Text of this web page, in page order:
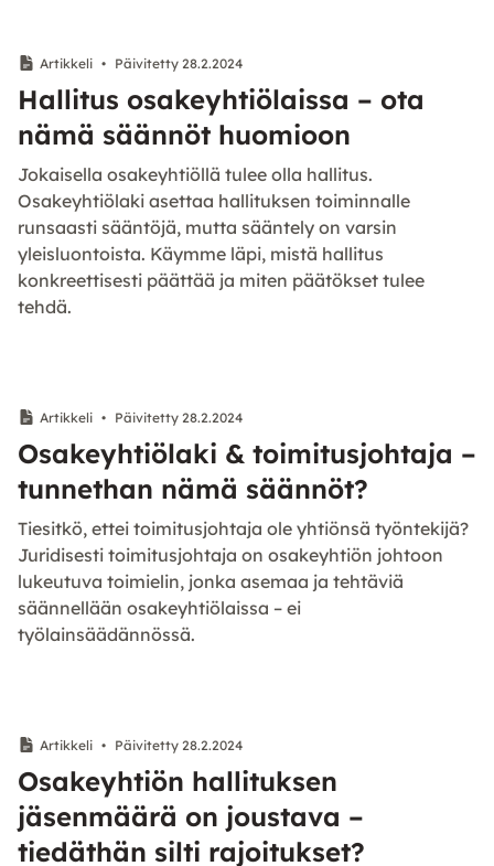
Artikkeli • Päivitetty 28.2.2024
Hallitus osakeyhtiölaissa – ota
nämä säännöt huomioon
Jokaisella osakeyhtiöllä tulee olla hallitus.
Osakeyhtiölaki asettaa hallituksen toiminnalle
runsaasti sääntöjä, mutta sääntely on varsin
yleisluontoista. Käymme läpi, mistä hallitus
konkreettisesti päättää ja miten päätökset tulee
tehdä.
Artikkeli • Päivitetty 28.2.2024
Osakeyhtiölaki & toimitusjohtaja –
tunnethan nämä säännöt?
Tiesitkö, ettei toimitusjohtaja ole yhtiönsä työntekijä?
Juridisesti toimitusjohtaja on osakeyhtiön johtoon
lukeutuva toimielin, jonka asemaa ja tehtäviä
säännellään osakeyhtiölaissa – ei
työlainsäädännössä.
Artikkeli • Päivitetty 28.2.2024
Osakeyhtiön hallituksen
jäsenmäärä on joustava –
tiedäthän silti rajoitukset?